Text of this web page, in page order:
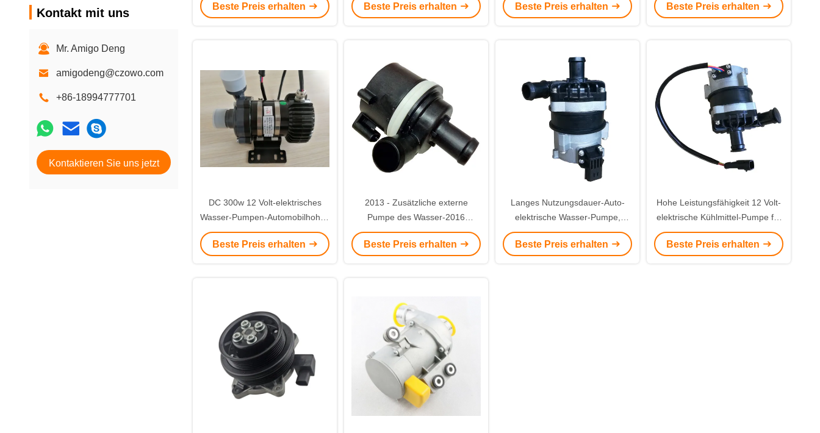
Kontakt mit uns
Mr. Amigo Deng
amigodeng@czowo.com
+86-18994777701
Kontaktieren Sie uns jetzt
Bagger und thermisches
Beste Preis erhalten Beste Preis erhalten
Steuerung
Beste Preis erhalten
PWM
Beste Preis erhalten
DC 300w 12 Volt-elektrisches
Wasser-Pumpen-Automobilhohes
Fluss-Hochleistungsvolumen
Beste Preis erhalten
2013 - Zusätzliche externe
Pumpe des Wasser-2016
Automobil für Quattro, das Soem
059121012B abkühlt
Beste Preis erhalten
Langes Nutzungsdauer-Auto-
elektrische Wasser-Pumpe,
Automobilinline-Wasser-Pumpe
12v, bldc Motor-Pumpe,
Beste Preis erhalten
Hohe Leistungsfähigkeit 12 Volt-
elektrische Kühlmittel-Pumpe für
hybrides elektrisches Fahrzeug
Beste Preis erhalten